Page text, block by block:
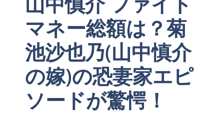
マネー総額は？菊
池沙也乃(山中慎介
の嫁)の恐妻家エピ
ソードが驚愕！